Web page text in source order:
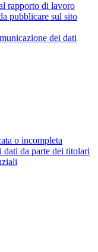
rapporto di lavoro
pubblicare sul sito
dei dati
o incompleta
dati da parte dei titolari